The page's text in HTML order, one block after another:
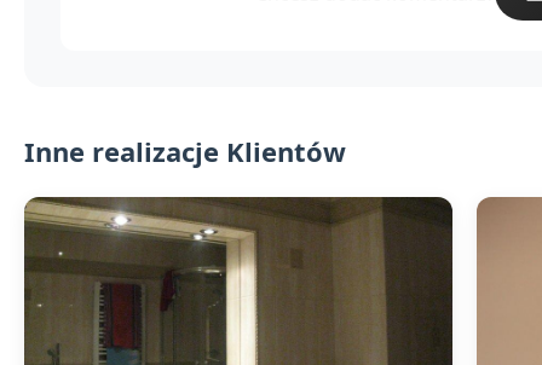
Inne realizacje Klientów